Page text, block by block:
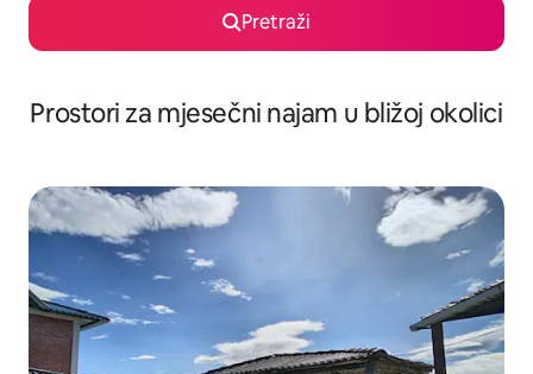
Pretraži
Prostori za mjesečni najam u bližoj okolici